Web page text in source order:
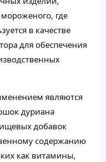
где
в качестве
для обеспечения
являются
дуриана
добавок
содержанию
как витамины,